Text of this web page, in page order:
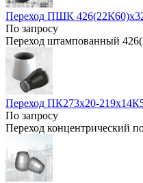
Переход ПШК
По запросу
Переход штампованный
Переход ПК273х20-
По запросу
Переход